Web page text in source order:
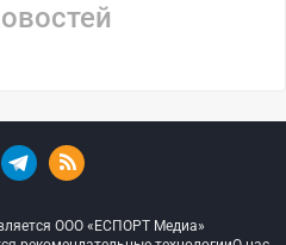
ООО «ЕСПОРТ Медиа»